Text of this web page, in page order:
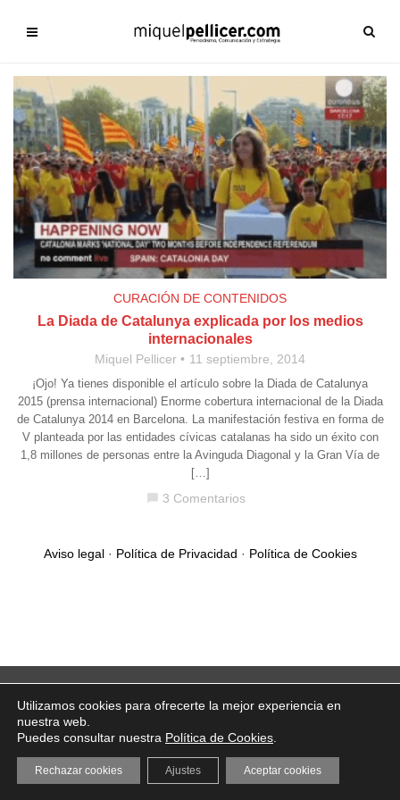
CURACIÓN DE CONTENIDOS
La Diada de Catalunya explicada por los medios
internacionales
Miquel Pellicer 11 septiembre, 2014
¡Ojo! Ya tienes disponible el artículo sobre la Diada de Catalunya
2015 (prensa internacional) Enorme cobertura internacional de la Diada
de Catalunya 2014 en Barcelona. La manifestación festiva en forma de
V planteada por las entidades cívicas catalanas ha sido un éxito con
1,8 millones de personas entre la Avinguda Diagonal y la Gran Vía de
[…]
chat_bubble 3 Comentarios
Aviso legal· Política de Privacidad · Política de Cookies
Utilizamos cookies para ofrecerte la mejor experiencia en
nuestra web.
Puedes consultar nuestra Política de Cookies
Aceptar cookies
Rechazar cookies Ajustes